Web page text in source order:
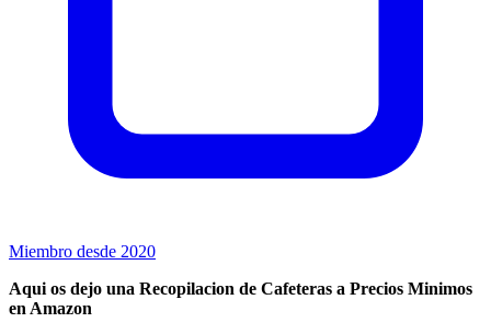
Miembro desde 2020
Aqui os dejo una Recopilacion de Cafeteras a Precios Minimos
en Amazon